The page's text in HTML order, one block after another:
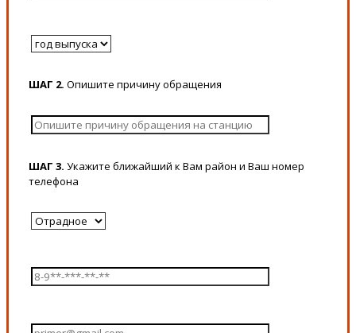
ШАГ 2. Опишите причину обращения
ШАГ 3. Укажите ближайший к Вам район и Ваш номер
телефона